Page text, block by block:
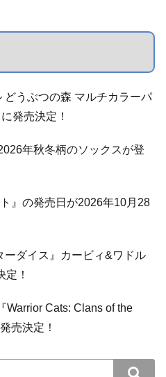
どうぶつの森 マルチカラーパ
発売決定！
年秋冬柄のソックスが登
』の発売日が2026年10月28
ーダイス』カービィ&ワドル
！
Warrior Cats: Clans of the
売決定！